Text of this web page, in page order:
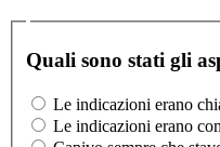
Quali sono stati gli
Le indicazioni erano
Le indicazioni erano